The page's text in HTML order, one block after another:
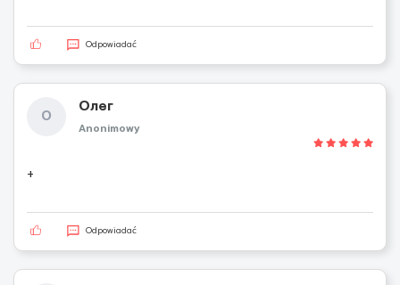
Odpowiadać
О
Олег
Anonimowy
+
Odpowiadać